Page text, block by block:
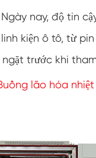
nay, độ tin
kiện ô tô, từ
trước khi
lão hóa